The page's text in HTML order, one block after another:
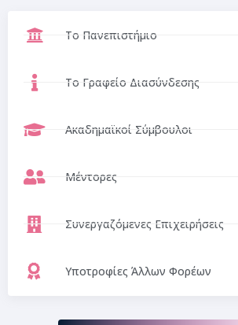
Το Πανεπιστήμιο
Το Γραφείο Διασύνδεσης
Ακαδημαϊκοί Σύμβουλοι
Μέντορες
Συνεργαζόμενες Επιχειρήσεις
Υποτροφίες Άλλων Φορέων